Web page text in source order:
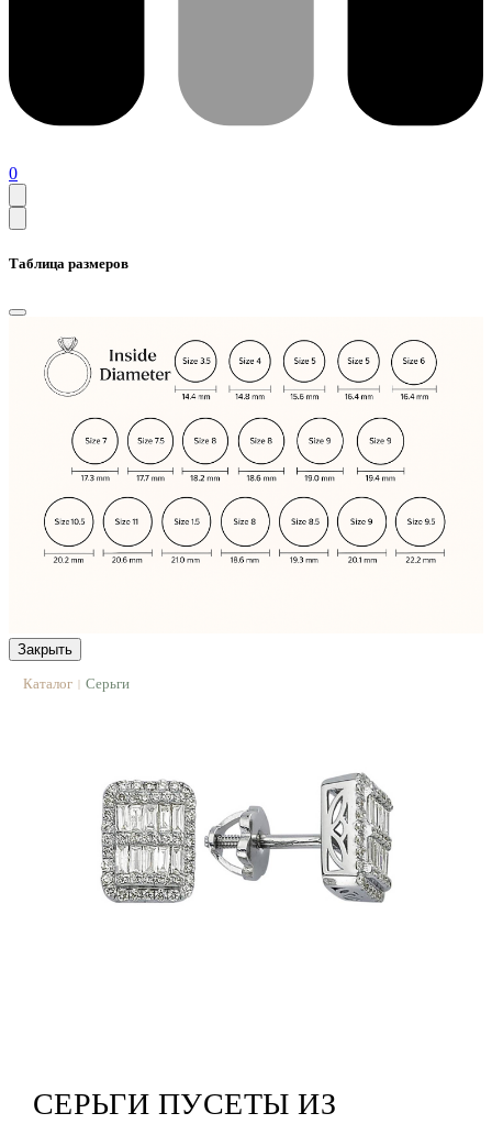
0
Таблица размеров
Закрыть
Каталог | Серьги
СЕРЬГИ ПУСЕТЫ ИЗ